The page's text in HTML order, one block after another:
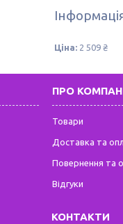
Ціна: 2 509 ₴
ПРО
Товари
Доставка та
Повернення та
Відгуки